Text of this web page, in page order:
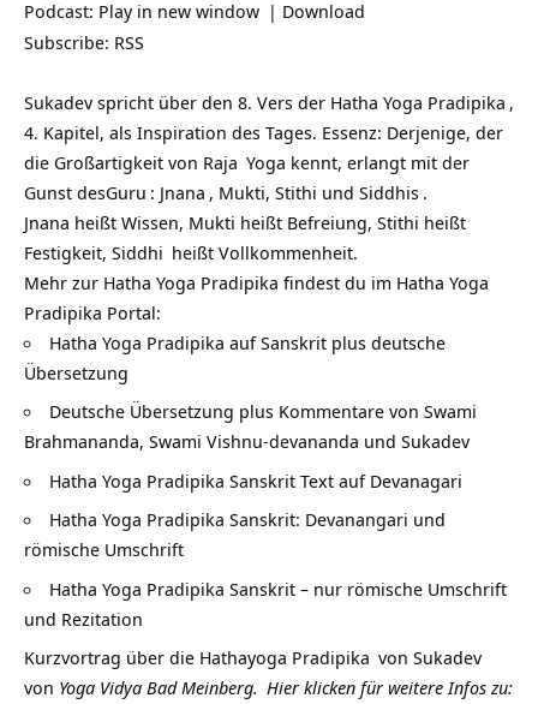
Podcast: Play in new window | Download
Subscribe: RSS
Sukadev spricht über den 8. Vers der Hatha Yoga Pradipika ,
4. Kapitel, als Inspiration des Tages. Essenz: Derjenige, der
die Großartigkeit von Raja Yoga kennt, erlangt mit der
Gunst desGuru : Jnana , Mukti, Stithi und Siddhis .
Jnana heißt Wissen, Mukti heißt Befreiung, Stithi heißt
Festigkeit, Siddhi heißt Vollkommenheit.
Mehr zur Hatha Yoga Pradipika findest du im Hatha Yoga
Pradipika Portal:
Hatha Yoga Pradipika auf Sanskrit plus deutsche
Übersetzung
Deutsche Übersetzung plus Kommentare von Swami
Brahmananda, Swami Vishnu-devananda und Sukadev
Hatha Yoga Pradipika Sanskrit Text auf Devanagari
Hatha Yoga Pradipika Sanskrit: Devanangari und
römische Umschrift
Hatha Yoga Pradipika Sanskrit – nur römische Umschrift
und Rezitation
Kurzvortrag über die Hathayoga Pradipika von Sukadev
von Yoga Vidya Bad Meinberg. Hier klicken für weitere Infos zu: